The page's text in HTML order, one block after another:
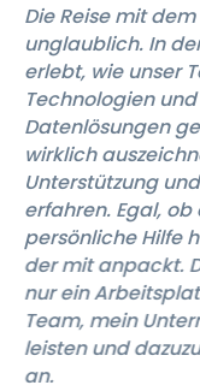
Die Reise mit
unglaublich. In
erlebt, wie unser
Technologien
Datenlösungen
wirklich
Unterstützung
erfahren. Egal,
persönliche Hilfe
der mit anpackt.
nur ein
Team, mein
leisten und
an.